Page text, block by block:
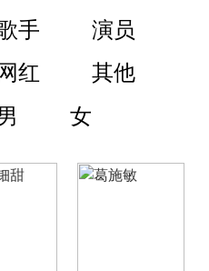
手
演员
网红 其他
女